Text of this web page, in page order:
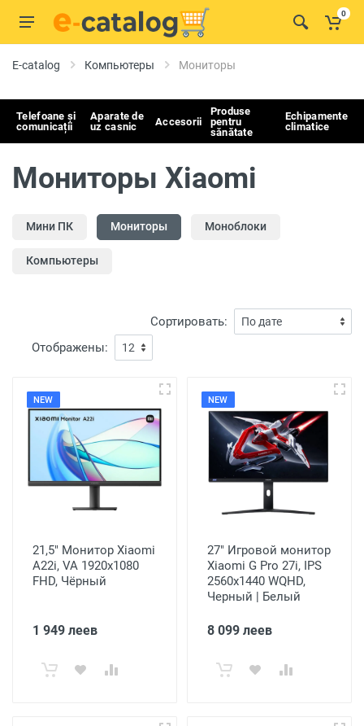
0
E-catalog Компьютеры Мониторы
Telefoane și
comunicații
Aparate de
uz casnic
Accesorii
Produse
pentru
sănătate
Echipamente
climatice
Мониторы Xiaomi
Мини ПК Мониторы Моноблоки
Компьютеры
Сортировать:
Отображены:
NEW
21,5" Монитор Xiaomi
A22i, VA 1920x1080
FHD, Чёрный
1 949 леев
NEW
27" Игровой монитор
Xiaomi G Pro 27i, IPS
2560x1440 WQHD,
Черный | Белый
8 099 леев